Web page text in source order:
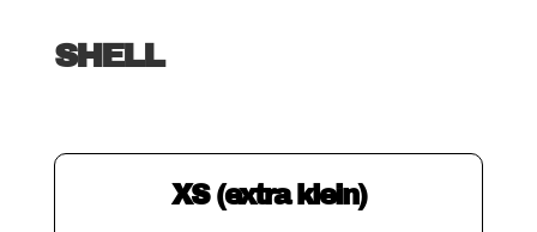
SHELL
XS (extra klein)